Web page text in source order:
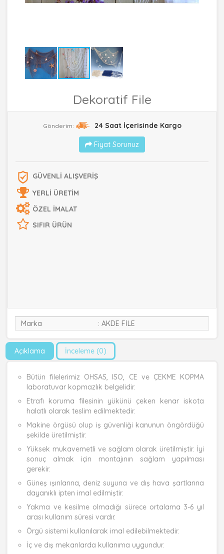
Dekoratif File
Gönderim: 24 Saat İçerisinde Kargo
Fiyat Sorunuz
GÜVENLİ ALIŞVERİŞ
YERLİ ÜRETİM
ÖZEL İMALAT
SIFIR ÜRÜN
Marka AKDE FİLE
Açıklama İnceleme (0)
Bütün filelerimiz OHSAS, ISO, CE ve ÇEKME KOPMA
laboratuvar kopmazlık belgelidir.
Etrafı koruma filesinin yükünü çeken kenar iskota
halatlı olarak teslim edilmektedir.
Makine örgüsü olup iş güvenliği kanunun öngördüğü
şekilde üretilmiştir.
Yüksek mukavemetli ve sağlam olarak üretilmiştir. İyi
sonuç almak için montajının sağlam yapılması
gerekir.
Güneş ışınlarına, deniz suyuna ve dış hava şartlarına
dayanıklı ipten imal edilmiştir.
Yakma ve kesilme olmadığı sürece ortalama 3-6 yıl
arası kullanım süresi vardır.
Örgü sistemi kullanılarak imal edilebilmektedir.
İç ve dış mekanlarda kullanıma uygundur.